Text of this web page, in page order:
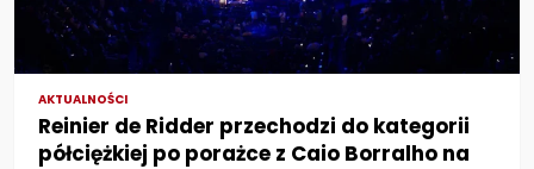
AKTUALNOŚCI
Reinier de Ridder przechodzi do kategorii
półciężkiej po porażce z Caio Borralho na